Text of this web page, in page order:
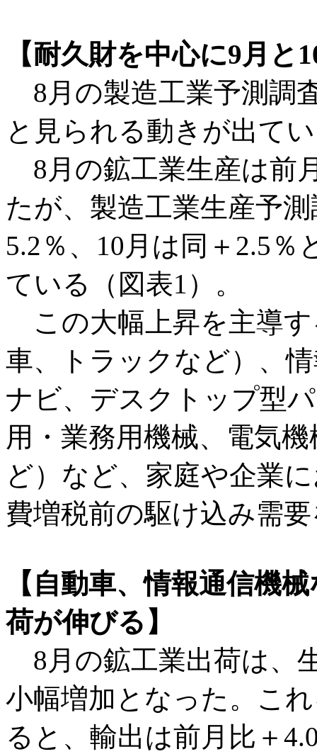
【耐久財を中心に9月
8月の製造工業予測調
と見られる動きが出て
8月の鉱工業生産は前
たが、製造工業生産予
5.2％、10月は同＋2.5
ている（図表1）。
この大幅上昇を主導す
車、トラックなど）、
ナビ、デスクトップ型
用・業務用機械、電気
ど）など、家庭や企業
費増税前の駆け込み需
【自動車、情報通信機
荷が伸びる】
8月の鉱工業出荷は、
小幅増加となった。こ
ると、輸出は前月比＋